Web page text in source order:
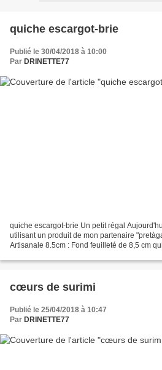
quiche escargot-brie
Publié le 30/04/2018 à 10:00
Par DRINETTE77
quiche escargot-brie Un petit régal
utilisant un produit de mon partenaire
Artisanale 8.5cm : Fond feuilleté de 8,5 cm
cœurs de surimi
Publié le 25/04/2018 à 10:47
Par DRINETTE77